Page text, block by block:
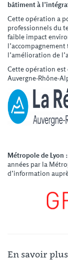
bâtiment à
Cette opération a
professionnels du
faible impact
l’amélioration de
Cette opération est
Auvergne-Rhône-
Métropole de Lyon :
années par la
d’information
En savoir plus